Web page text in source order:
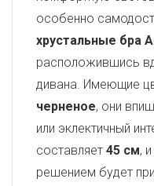
особенно
хрустальные бра
расположившись
дивана. Имеющие
черненое, они
или эклектичный
составляет 45 см,
решением будет